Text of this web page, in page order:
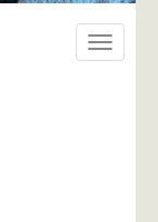
Toggle